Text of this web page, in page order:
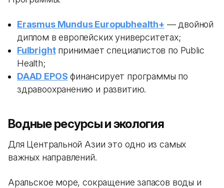
Erasmus Mundus Europubhealth+ — двойной
диплом в европейских университетах;
Fulbrightпринимает специалистов по Public
Health;
DAAD EPOS финансирует программы по
здравоохранению и развитию.
Водные ресурсы и экология
Для Центральной Азии это одно из самых
важных направлений.
Аральское море, сокращение запасов воды и